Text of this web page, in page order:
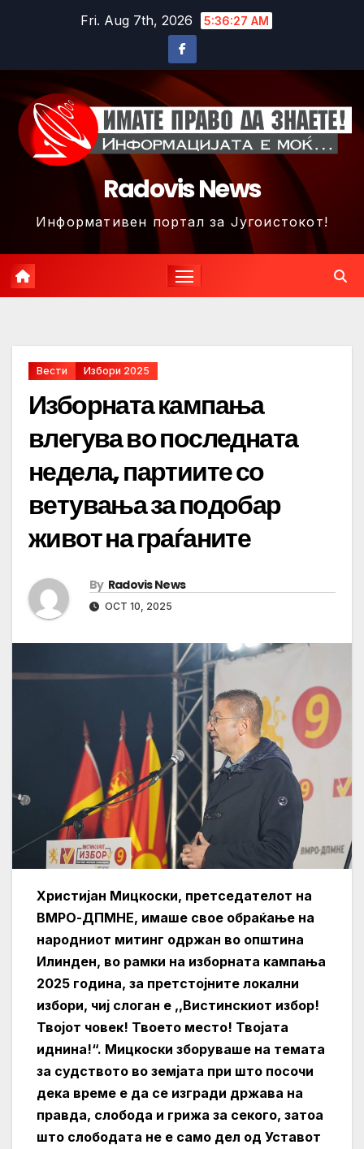
Fri. Aug 7th, 2026 5:36:29 AM
Radovis News
Информативен портал за Југоистокот!
Вести Избори 2025
Изборната кампања
влегува во последната
недела, партиите со
ветувања за подобар
живот на граѓаните
By Radovis News
OCT 10, 2025
Христијан Мицкоски, претседателот на
ВМРО-ДПМНЕ, имаше свое обраќање на
народниот митинг одржан во општина
Илинден, во рамки на изборната кампања
2025 година, за претстојните локални
избори, чиј слоган е ,,Вистинскиот избор!
Твојот човек! Твоето место! Твојата
иднина!“. Мицкоски зборуваше на темата
за судството во земјата при што посочи
дека време е да се изгради држава на
правда, слобода и грижа за секого, затоа
што слободата не е само дел од Уставот